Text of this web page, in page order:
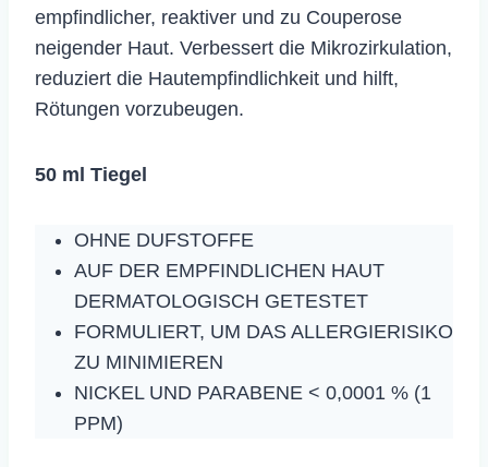
empfindlicher, reaktiver und zu Couperose
neigender Haut. Verbessert die Mikrozirkulation,
reduziert die Hautempfindlichkeit und hilft,
Rötungen vorzubeugen.
50 ml Tiegel
OHNE DUFSTOFFE
AUF DER EMPFINDLICHEN HAUT
DERMATOLOGISCH GETESTET
FORMULIERT, UM DAS ALLERGIERISIKO
ZU MINIMIEREN
NICKEL UND PARABENE < 0,0001 % (1
PPM)